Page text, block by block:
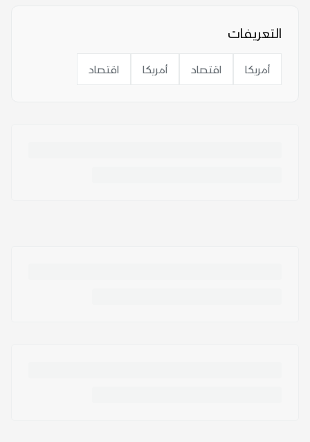
التعريفات
أمريكا اقتصاد أمريكا اقتصاد